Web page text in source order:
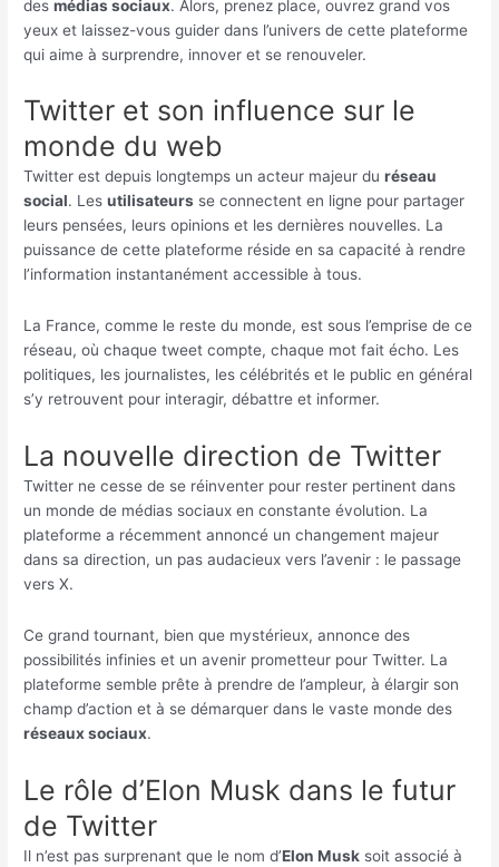
desmédias sociaux. Alors, prenez place, ouvrez grand vos
yeux et laissez-vous guider dans l’univers de cette plateforme
qui aime à surprendre, innover et se renouveler.
Twitter et son influence sur le
monde du web
Twitter est depuis longtemps un acteur majeur duréseau
social. Lesutilisateurs se connectent en ligne pour partager
leurs pensées, leurs opinions et les dernières nouvelles. La
puissance de cette plateforme réside en sa capacité à rendre
l’information instantanément accessible à tous.
La France, comme le reste du monde, est sous l’emprise de ce
réseau, où chaque tweet compte, chaque mot fait écho. Les
politiques, les journalistes, les célébrités et le public en général
s’y retrouvent pour interagir, débattre et informer.
La nouvelle direction de Twitter
Twitter ne cesse de se réinventer pour rester pertinent dans
un monde de médias sociaux en constante évolution. La
plateforme a récemment annoncé un changement majeur
dans sa direction, un pas audacieux vers l’avenir : le passage
vers X.
Ce grand tournant, bien que mystérieux, annonce des
possibilités infinies et un avenir prometteur pour Twitter. La
plateforme semble prête à prendre de l’ampleur, à élargir son
champ d’action et à se démarquer dans le vaste monde des
réseaux sociaux.
Le rôle d’Elon Musk dans le futur
de Twitter
Il n’est pas surprenant que le nom d’Elon Musk soit associé à